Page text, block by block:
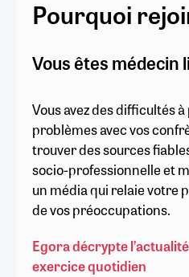
Pourquoi
Vous êtes médecin
Vous avez des difficultés
problèmes avec vos
trouver des sources
socio-professionnelle et
un média qui relaie votre
de vos préoccupations.
Egora décrypte
exercice quotidien